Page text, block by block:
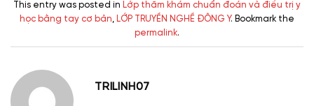
This entry was posted in Lớp thăm khám chuẩn đoán và điều trị y
học bằng tay cơ bản, LỚP TRUYỀN NGHỀ ĐÔNG Y. Bookmark the
permalink.
TRILINH07